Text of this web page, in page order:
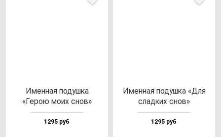
Имен­ная по­душ­ка
«Герою мо­их снов»
1295 руб
Имен­ная по­душ­ка «Для
слад­ких снов»
1295 руб